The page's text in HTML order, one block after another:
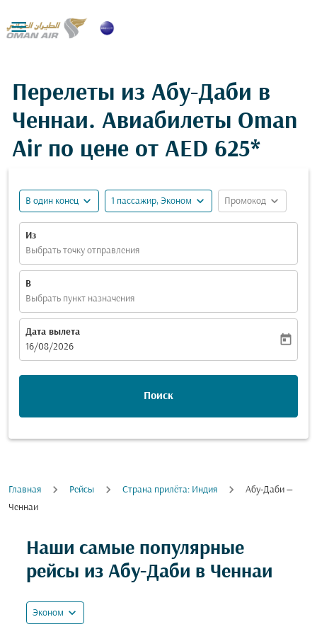

Перелеты из Абу-Даби в
Ченнаи. Авиабилеты Oman
Air по цене от AED 625*
В один конец expand_more 1 пассажир, Эконом expand_more Промокод expand_more
Из
Выбрать точку отправления
В
Выбрать пункт назначения
Дата вылета
fc-booking-departure-date-aria-label
16/08/2026
today
Поиск
Главная Рейсы Cтрана прилёта: Индия
Абу-Даби —
Ченнаи
Наши самые популярные
рейсы из Абу-Даби в Ченнаи
Эконом expand_more